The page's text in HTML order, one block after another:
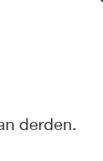
derden.